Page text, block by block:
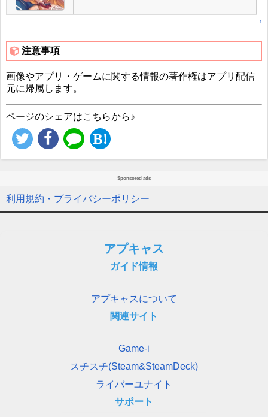
↑
注意事項
画像やアプリ・ゲームに関する情報の著作権はアプリ配信
元に帰属します。
ページのシェアはこちらから♪
Sponsored ads
利用規約・プライバシーポリシー
アプキャス
ガイド情報
アプキャスについて
関連サイト
Game-i
スチスチ(Steam&SteamDeck)
ライバーユナイト
サポート